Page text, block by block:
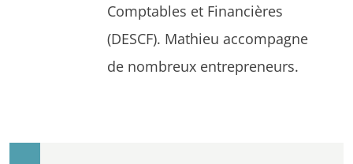
Comptables et Financières
(DESCF). Mathieu accompagne
de nombreux entrepreneurs.